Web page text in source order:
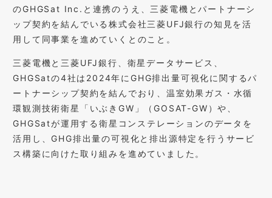
のGHGSat Inc.と連携のうえ、三菱電機とパートナーシ
ップ契約を結んでいる株式会社三菱UFJ銀行の知見を活
用して同事業を進めていくとのこと。
三菱電機と三菱UFJ銀行、衛星データサービス、
GHGSatの4社は2024年にGHG排出量可視化に関するパ
ートナーシップ契約を結んでおり、温室効果ガス・水循
環観測技術衛星「いぶきGW」（GOSAT-GW）や、
GHGSatが運用する衛星コンステレーションのデータを
活用し、GHG排出量の可視化と排出源特定を行うサービ
ス構築に向けた取り組みを進めていました。